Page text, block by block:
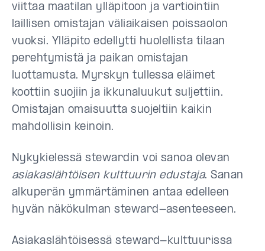
viittaa maatilan ylläpitoon ja vartiointiin
laillisen omistajan väliaikaisen poissaolon
vuoksi. Ylläpito edellytti huolellista tilaan
perehtymistä ja paikan omistajan
luottamusta. Myrskyn tullessa eläimet
koottiin suojiin ja ikkunaluukut suljettiin.
Omistajan omaisuutta suojeltiin kaikin
mahdollisin keinoin.
Nykykielessä stewardin voi sanoa olevan
asiakaslähtöisen kulttuurin edustaja. Sanan
alkuperän ymmärtäminen antaa edelleen
hyvän näkökulman steward-asenteeseen.
Asiakaslähtöisessä steward-kulttuurissa